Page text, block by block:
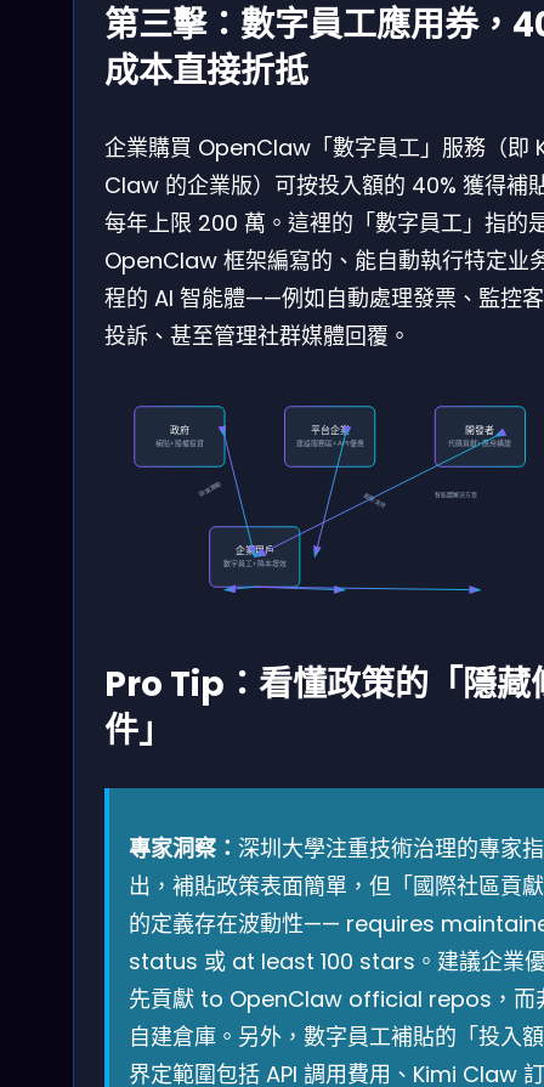
第三擊：數字員工應用券，
成本直接折抵
企業購買 OpenClaw「數字員工」服務（即
Claw 的企業版）可按投入額的 40% 獲得補
每年上限 200 萬。這裡的「數字員工」指的
OpenClaw 框架編寫的、能自動執行特定业
程的 AI 智能體——例如自動處理發票、監控
投訴、甚至管理社群媒體回覆。
政府
補貼+股權投資
平台企業
建設服務區+API優惠
開發者
代碼貢獻+應用構建
企業用戶
數字員工+降本增效
政策激勵
服務支持 智能體解決方案
Pro Tip：看懂政策的「隱藏
件」
專家洞察： 深圳大學注重技術治理的專家指
出，補貼政策表面簡單，但「國際社區貢
的定義存在波動性—— requires
status 或 at least 100 stars。建議企業
先貢獻 to OpenClaw official repos，而
自建倉庫。另外，數字員工補貼的「投入
界定範圍包括 API 調用費用、Kimi Claw 訂